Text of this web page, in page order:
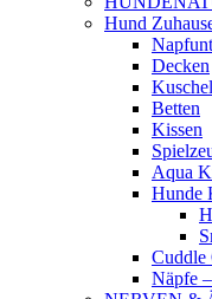
Hund
Decken
Betten
Kissen
Aqua
Hunde
Cuddle
Näpfe